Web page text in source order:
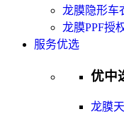
龙膜隐形车
龙膜PPF授
服务优选
优中
龙膜